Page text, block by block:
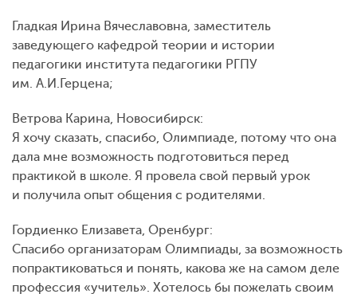
Гладкая Ирина Вячеславовна, заместитель
заведующего кафедрой теории и истории
педагогики института педагогики РГПУ
им. А.И.Герцена;
Ветрова Карина, Новосибирск:
Я хочу сказать, спасибо, Олимпиаде, потому что она
дала мне возможность подготовиться перед
практикой в школе. Я провела свой первый урок
и получила опыт общения с родителями.
Гордиенко Елизавета, Оренбург:
Спасибо организаторам Олимпиады, за возможность
попрактиковаться и понять, какова же на самом деле
профессия «учитель». Хотелось бы пожелать своим